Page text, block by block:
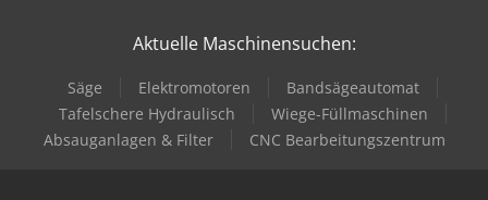
Aktuelle Maschinensuchen:
Säge Elektromotoren
Bandsägeautomat
Tafelschere Hydraulisch
Wiege-Füllmaschinen
Absauganlagen & Filter
CNC Bearbeitungszentrum